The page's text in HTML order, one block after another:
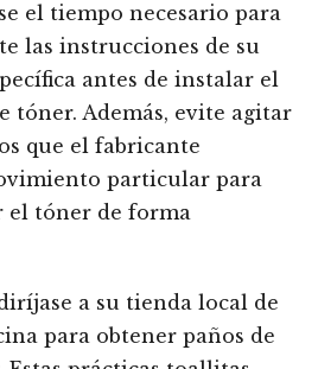
el tiempo necesario para
las instrucciones de su
antes de instalar el
tóner. Además, evite agitar
que el fabricante
particular para
el tóner de forma
a su tienda local de
para obtener paños de